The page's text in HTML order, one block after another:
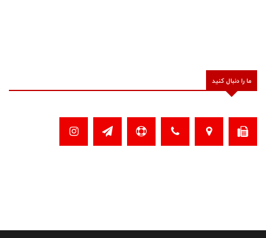
ما را دنبال کنید